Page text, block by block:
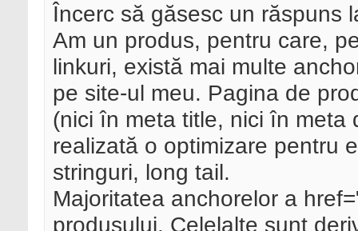
Încerc să găsesc un răspuns
Am un produs, pentru care,
linkuri, există mai multe
pe site-ul meu. Pagina de
(nici în meta title, nici în meta
realizată o optimizare pentru
stringuri, long tail.
Majoritatea anchorelor a
produsului. Celelalte sunt